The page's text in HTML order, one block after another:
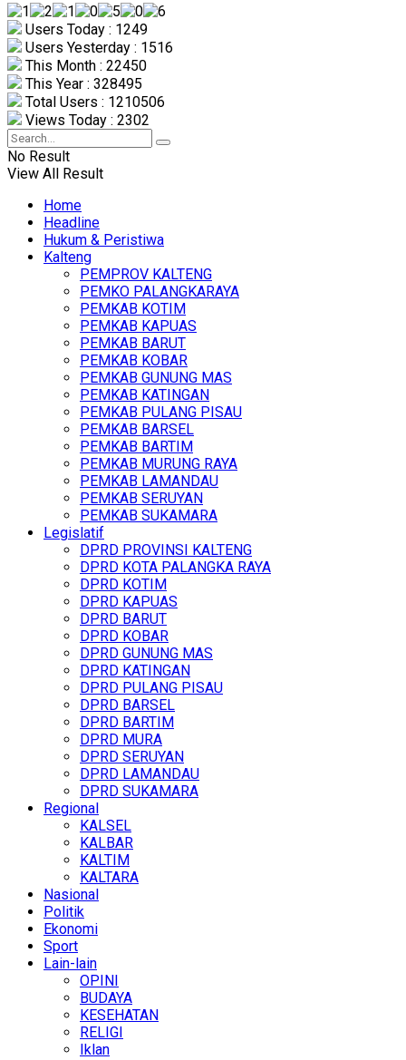
Users Today : 1249
Users Yesterday : 1516
This Month : 22450
This Year : 328495
Total Users : 1210506
Views Today : 2302
No Result
View All Result
Home
Headline
Hukum & Peristiwa
Kalteng
PEMPROV KALTENG
PEMKO PALANGKARAYA
PEMKAB KOTIM
PEMKAB KAPUAS
PEMKAB BARUT
PEMKAB KOBAR
PEMKAB GUNUNG MAS
PEMKAB KATINGAN
PEMKAB PULANG PISAU
PEMKAB BARSEL
PEMKAB BARTIM
PEMKAB MURUNG RAYA
PEMKAB LAMANDAU
PEMKAB SERUYAN
PEMKAB SUKAMARA
Legislatif
DPRD PROVINSI KALTENG
DPRD KOTA PALANGKA RAYA
DPRD KOTIM
DPRD KAPUAS
DPRD BARUT
DPRD KOBAR
DPRD GUNUNG MAS
DPRD KATINGAN
DPRD PULANG PISAU
DPRD BARSEL
DPRD BARTIM
DPRD MURA
DPRD SERUYAN
DPRD LAMANDAU
DPRD SUKAMARA
Regional
KALSEL
KALBAR
KALTIM
KALTARA
Nasional
Politik
Ekonomi
Sport
Lain-lain
OPINI
BUDAYA
KESEHATAN
RELIGI
Iklan